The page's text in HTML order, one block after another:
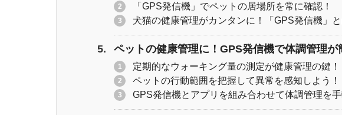
「GPS発信機」でペットの居場所を常に確認！
犬猫の健康管理がカンタンに！「GPS発信機」と
ペットの健康管理に！GPS発信機で体調管理が
定期的なウォーキング量の測定が健康管理の鍵！
ペットの行動範囲を把握して異常を感知しよう！
GPS発信機とアプリを組み合わせて体調管理を手